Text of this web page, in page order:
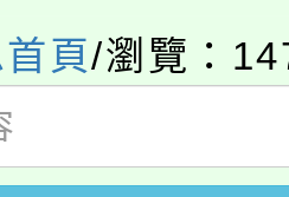
報名參加。
審查程序及
人才培育課程
115學年度第
師甄選結果(
融保險知識
頁/瀏覽：